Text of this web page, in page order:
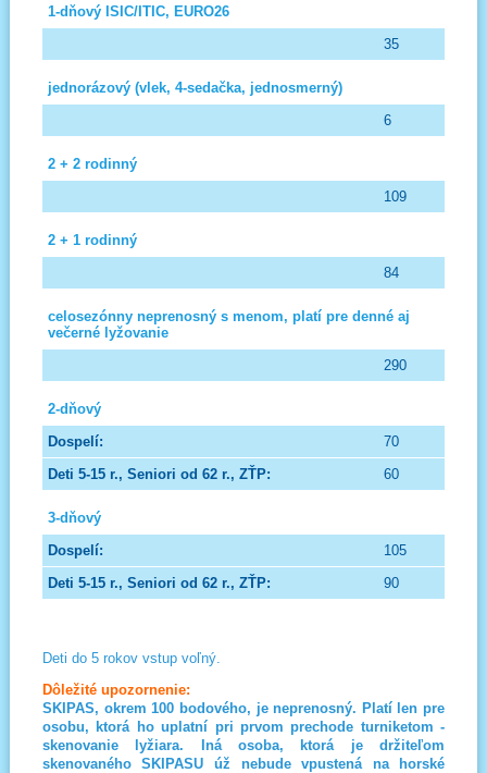
1-dňový ISIC/ITIC, EURO26
35
jednorázový (vlek, 4-sedačka, jednosmerný)
6
2 + 2 rodinný
109
2 + 1 rodinný
84
celosezónny neprenosný s menom, platí pre denné aj
večerné lyžovanie
290
2-dňový
70
60
3-dňový
105
90
Deti do 5 rokov vstup voľný.
Dôležité upozornenie:
SKIPAS, okrem 100 bodového, je neprenosný. Platí len pre
osobu, ktorá ho uplatní pri prvom prechode turniketom -
skenovanie lyžiara. Iná osoba, ktorá je držiteľom
skenovaného SKIPASU úž nebude vpustená na horské